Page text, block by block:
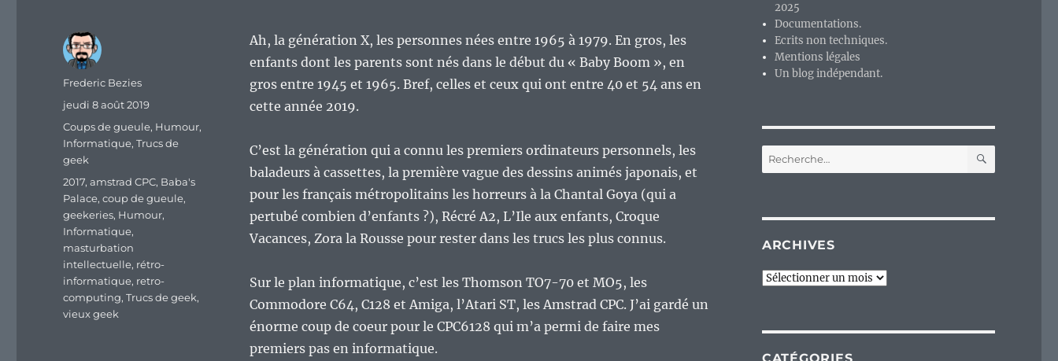
Ah, la génération X, les personnes nées entre 1965 à 1979. En gros, les
enfants dont les parents sont nés dans le début du « Baby Boom », en
gros entre 1945 et 1965. Bref, celles et ceux qui ont entre 40 et 54 ans en
cette année 2019.
C’est la génération qui a connu les premiers ordinateurs personnels, les
baladeurs à cassettes, la première vague des dessins animés japonais, et
pour les français métropolitains les horreurs à la Chantal Goya (qui a
pertubé combien d’enfants ?), Récré A2, L’Ile aux enfants, Croque
Vacances, Zora la Rousse pour rester dans les trucs les plus connus.
Sur le plan informatique, c’est les Thomson TO7-70 et MO5, les
Commodore C64, C128 et Amiga, l’Atari ST, les Amstrad CPC. J’ai gardé un
énorme coup de coeur pour le CPC6128 qui m’a permi de faire mes
premiers pas en informatique.
Auteur
Frederic Bezies
Publié
jeudi 8 août 2019
Catégories
Coups de gueule, Humour,
Informatique,Trucs de
geek
Étiquettes
2017,amstrad CPC, Baba's
Palace,coup de gueule,
geekeries, Humour,
Informatique,
masturbation
intellectuelle, rétro-
informatique, retro-
computing,Trucs de geek,
vieux geek
2025
Documentations.
Ecrits non techniques.
Mentions légales
Un blog indépendant.
Recherche
pour :
ARCHIVES
Archives